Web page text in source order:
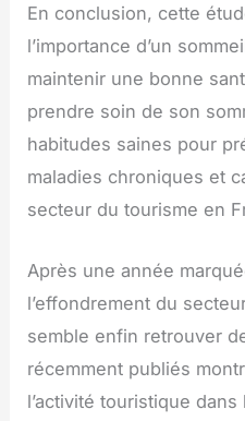
En conclusion, cette
l’importance d’un
maintenir une bonne
prendre soin de son
habitudes saines pour
maladies chroniques et
secteur du tourisme en
Après une année
l’effondrement du
semble enfin retrouver
récemment publiés
l’activité touristique dans